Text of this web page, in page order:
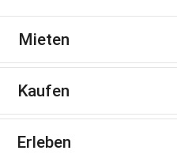
Mieten
Kaufen
Erleben